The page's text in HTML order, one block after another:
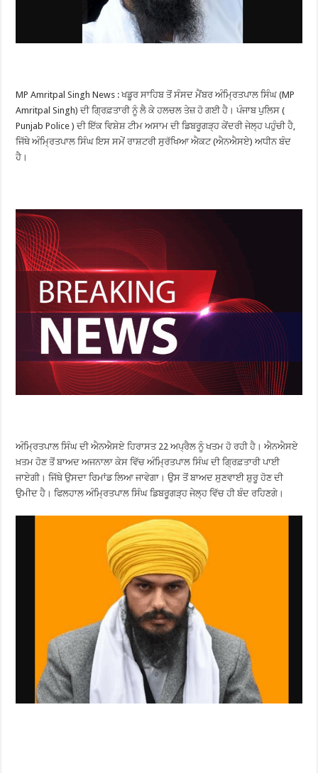
MP Amritpal Singh News : ਖਡੂਰ ਸਾਹਿਬ ਤੋਂ ਸੰਸਦ ਮੈਂਬਰ ਅੰਮ੍ਰਿਤਪਾਲ ਸਿੰਘ (MP
Amritpal Singh) ਦੀ ਗ੍ਰਿਫ਼ਤਾਰੀ ਨੂੰ ਲੈ ਕੇ ਹਲਚਲ ਤੇਜ਼ ਹੋ ਗਈ ਹੈ। ਪੰਜਾਬ ਪੁਲਿਸ (
Punjab Police ) ਦੀ ਇੱਕ ਵਿਸ਼ੇਸ਼ ਟੀਮ ਅਸਾਮ ਦੀ ਡਿਬਰੂਗੜ੍ਹ ਕੇਂਦਰੀ ਜੇਲ੍ਹ ਪਹੁੰਚੀ ਹੈ,
ਜਿੱਥੇ ਅੰਮ੍ਰਿਤਪਾਲ ਸਿੰਘ ਇਸ ਸਮੇਂ ਰਾਸ਼ਟਰੀ ਸੁਰੱਖਿਆ ਐਕਟ (ਐਨਐਸਏ) ਅਧੀਨ ਬੰਦ
ਹੈ।
ਅੰਮ੍ਰਿਤਪਾਲ ਸਿੰਘ ਦੀ ਐਨਐਸਏ ਹਿਰਾਸਤ 22 ਅਪ੍ਰੈਲ ਨੂੰ ਖਤਮ ਹੋ ਰਹੀ ਹੈ। ਐਨਐਸਏ
ਖ਼ਤਮ ਹੋਣ ਤੋਂ ਬਾਅਦ ਅਜਨਾਲਾ ਕੇਸ ਵਿੱਚ ਅੰਮ੍ਰਿਤਪਾਲ ਸਿੰਘ ਦੀ ਗ੍ਰਿਫ਼ਤਾਰੀ ਪਾਈ
ਜਾਏਗੀ। ਜਿੱਥੇ ਉਸਦਾ ਰਿਮਾਂਡ ਲਿਆ ਜਾਵੇਗਾ। ਉਸ ਤੋਂ ਬਾਅਦ ਸੁਣਵਾਈ ਸ਼ੁਰੂ ਹੋਣ ਦੀ
ਉਮੀਦ ਹੈ। ਫਿਲਹਾਲ ਅੰਮ੍ਰਿਤਪਾਲ ਸਿੰਘ ਡਿਬਰੂਗੜ੍ਹ ਜੇਲ੍ਹ ਵਿੱਚ ਹੀ ਬੰਦ ਰਹਿਣਗੇ।